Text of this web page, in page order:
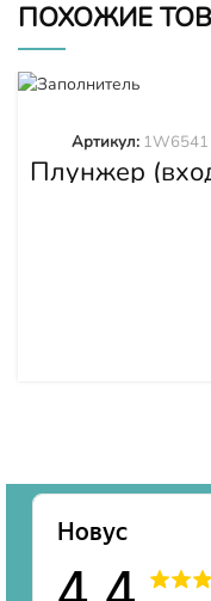
ПОХОЖИЕ
Плунжер
в 1W6539)
Артикул: 1W6541